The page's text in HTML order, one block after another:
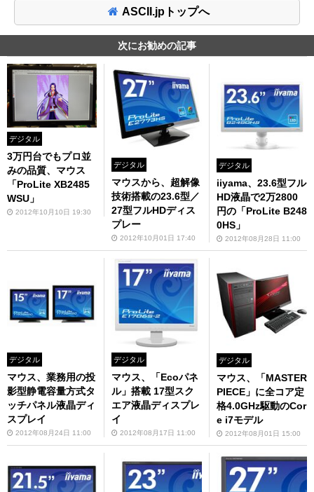
ASCII.jpトップへ
次にお勧めの記事
デジタル
3万円台でもプロ並
みの品質、マウス
「ProLite XB2485
WSU」
2012年10月10日 19:30
デジタル
マウスから、超解像
技術搭載の23.6型／
27型フルHDディス
プレー
2012年10月01日 17:40
デジタル
iiyama、23.6型フル
HD液晶で2万2800
円の「ProLite B248
0HS」
2012年08月28日 11:00
デジタル
マウス、業務用の投
影型静電容量方式タ
ッチパネル液晶ディ
スプレイ
2012年08月24日 11:00
デジタル
マウス、「Ecoパネ
ル」搭載 17型スク
エア液晶ディスプレ
イ
2012年08月17日 11:00
デジタル
マウス、「MASTER
PIECE」に全コア定
格4.0GHz駆動のCor
e i7モデル
2012年08月01日 15:00